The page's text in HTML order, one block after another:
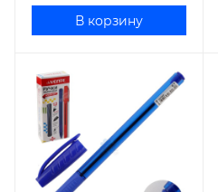
В корзину